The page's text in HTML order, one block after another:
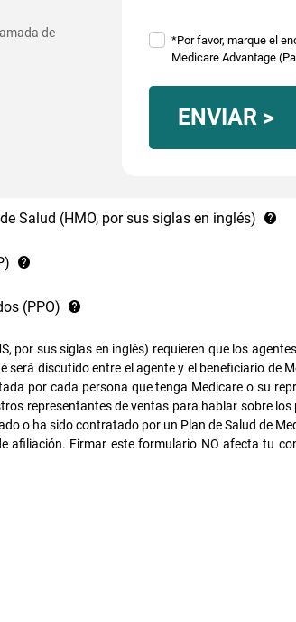
de
*Por favor, marque el
Medicare Advantage
ENVIAR >
Salud (HMO, por sus siglas en inglés)
(PPO)
por sus siglas en inglés) requieren que los
será discutido entre el agente y el beneficiario
por cada persona que tenga Medicare o su
representantes de ventas para hablar sobre
o ha sido contratado por un Plan de Salud de
afiliación. Firmar este formulario NO afecta tu